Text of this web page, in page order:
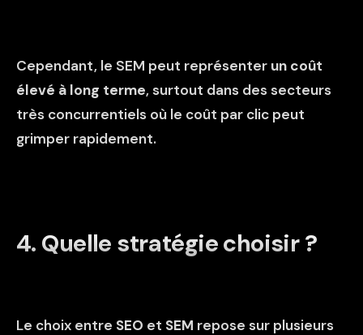
Cependant, le SEM peut représenter un coût
élevé à long terme, surtout dans des secteurs
très concurrentiels où le coût par clic peut
grimper rapidement.
4. Quelle stratégie choisir ?
Le choix entre SEO et SEM repose sur plusieurs